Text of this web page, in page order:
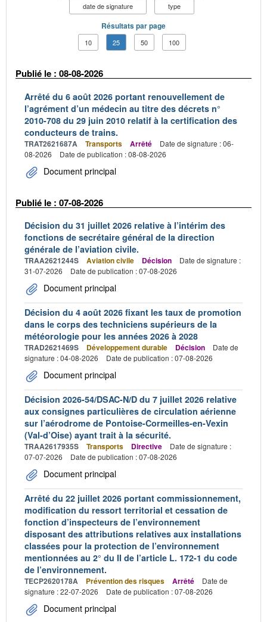
date de signature
type
Résultats par page
10 25 50 100
Publié le : 08-08-2026
Arrêté du 6 août 2026 portant renouvellement de
l’agrément d’un médecin au titre des décrets n°
2010-708 du 29 juin 2010 relatif à la certification des
conducteurs de trains.
TRAT2621687A Transports Arrêté
Date de signature : 06-
08-2026
Date de publication : 08-08-2026
Document principal
Publié le : 07-08-2026
Décision du 31 juillet 2026 relative à l’intérim des
fonctions de secrétaire général de la direction
générale de l’aviation civile.
TRAA2621244S Aviation civile Décision
Date de signature :
31-07-2026
Date de publication : 07-08-2026
Document principal
Décision du 4 août 2026 fixant les taux de promotion
dans le corps des techniciens supérieurs de la
météorologie pour les années 2026 à 2028
TRAD2621469S Développement durable Décision
Date de
signature : 04-08-2026
Date de publication : 07-08-2026
Document principal
Décision 2026-54/DSAC-N/D du 7 juillet 2026 relative
aux consignes particulières de circulation aérienne
sur l’aérodrome de Pontoise-Cormeilles-en-Vexin
(Val-d’Oise) ayant trait à la sécurité.
TRAA2617935S Transports Directive
Date de signature :
07-07-2026
Date de publication : 07-08-2026
Document principal
Arrêté du 22 juillet 2026 portant commissionnement,
modification du ressort territorial et cessation de
fonction d’inspecteurs de l’environnement
disposant des attributions relatives aux installations
classées pour la protection de l’environnement
mentionnées au 2° du II de l’article L. 172-1 du code
de l’environnement.
TECP2620178A Prévention des risques Arrêté
Date de
signature : 22-07-2026
Date de publication : 07-08-2026
Document principal